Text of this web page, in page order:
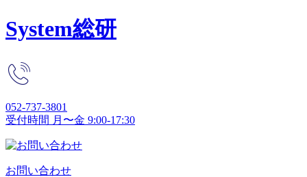
System総研
052-737-3801
受付時間 月〜金 9:00-17:30
お問い合わせ